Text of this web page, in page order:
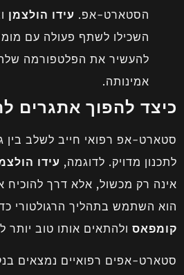
הסטארט-אפ. עידו הולצמן
השכילו לשתף פעולה עם
להעשיר את הפלטפורמה
אמינותה.
כיצד להפוך אתגרים
סטארט-אפ רפואי חייב לשלב
לתכנון מדויק. לדוגמה, עידו
אינה רק מכשול, אלא דרך להוכיח
הוא השתמש בתהליך הרגולטורי
קומפאס ולהתאים אותו טוב יותר
סטארט-אפים רפואיים נמצאים